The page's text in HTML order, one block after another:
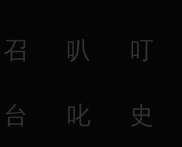
召 叭 叮
台 叱 史